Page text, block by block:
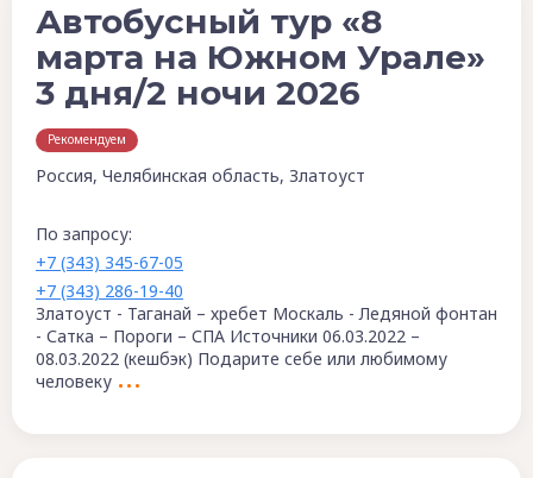
Автобусный тур «8
марта на Южном Урале»
3 дня/2 ночи 2026
Рекомендуем
Россия, Челябинская область, Златоуст
Златоуст - Таганай – хребет Москаль - Ледяной фонтан
- Сатка – Пороги – СПА Источники 06.03.2022 –
08.03.2022 (кешбэк) Подарите себе или любимому
человеку
По запросу:
+7 (343) 345-67-05
+7 (343) 286-19-40